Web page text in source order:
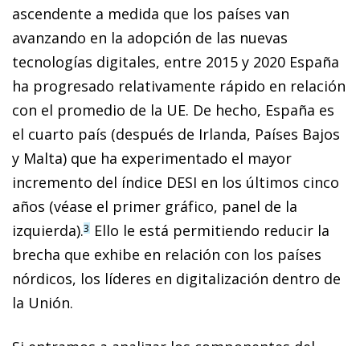
ascendente a medida que los países van
avanzando en la adopción de las nuevas
tecnologías digitales, entre 2015 y 2020 España
ha progresado relativamente rápido en relación
con el promedio de la UE. De hecho, España es
el cuarto país (después de Irlanda, Países Bajos
y Malta) que ha experimentado el mayor
incremento del índice DESI en los últimos cinco
años (véase el primer gráfico, panel de la
izquierda).3 Ello le está permitiendo reducir la
brecha que exhibe en relación con los países
nórdicos, los líderes en digitalización dentro de
la Unión.